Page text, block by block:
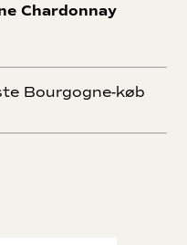
Chardonnay
Bourgogne-køb